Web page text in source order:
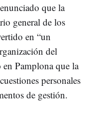
que la
general de los
en “un
del
Pamplona que la
personales
de gestión.